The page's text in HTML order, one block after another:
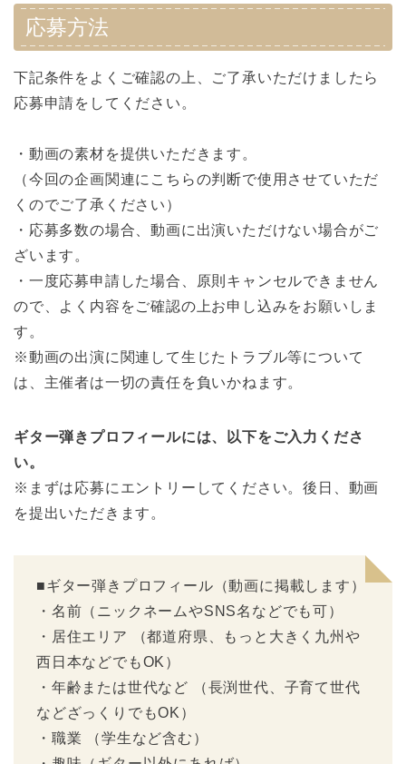
応募方法
下記条件をよくご確認の上、ご了承いただけましたら
応募申請をしてください。
・動画の素材を提供いただきます。
（今回の企画関連にこちらの判断で使用させていただ
くのでご了承ください）
・応募多数の場合、動画に出演いただけない場合がご
ざいます。
・一度応募申請した場合、原則キャンセルできません
ので、よく内容をご確認の上お申し込みをお願いしま
す。
※動画の出演に関連して生じたトラブル等について
は、主催者は一切の責任を負いかねます。
ギター弾きプロフィールには、以下をご入力くださ
い。
※まずは応募にエントリーしてください。後日、動画
を提出いただきます。
■ギター弾きプロフィール（動画に掲載します）
・名前（ニックネームやSNS名などでも可）
・居住エリア （都道府県、もっと大きく九州や
西日本などでもOK）
・年齢または世代など （長渕世代、子育て世代
などざっくりでもOK）
・職業 （学生など含む）